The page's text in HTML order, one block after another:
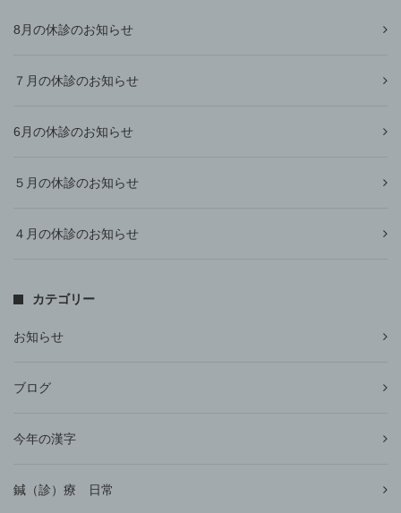
8月の休診のお知らせ
７月の休診のお知らせ
6月の休診のお知らせ
５月の休診のお知らせ
４月の休診のお知らせ
カテゴリー
お知らせ
ブログ
今年の漢字
鍼（診）療 日常